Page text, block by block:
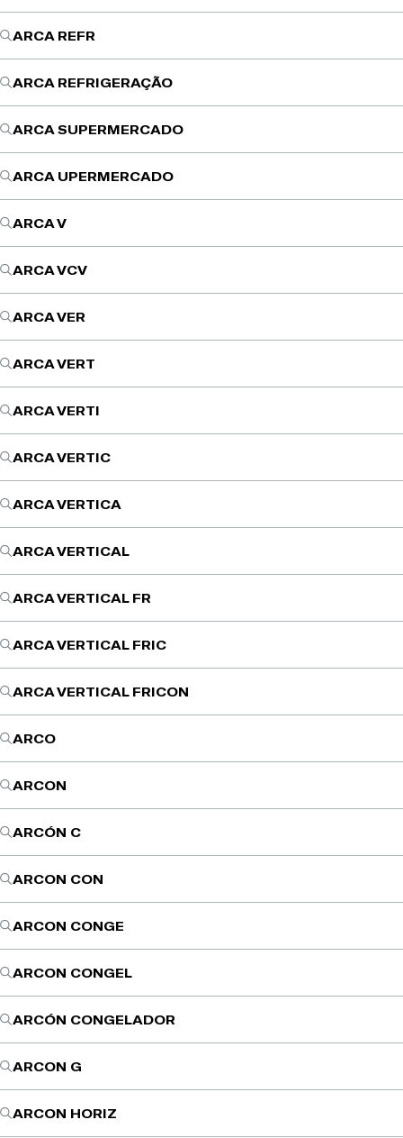
ARCA REFR
ARCA REFRIGERAÇÃO
ARCA SUPERMERCADO
ARCA UPERMERCADO
ARCA V
ARCA VCV
ARCA VER
ARCA VERT
ARCA VERTI
ARCA VERTIC
ARCA VERTICA
ARCA VERTICAL
ARCA VERTICAL FR
ARCA VERTICAL FRIC
ARCA VERTICAL FRICON
ARCO
ARCON
ARCÓN C
ARCON CON
ARCON CONGE
ARCON CONGEL
ARCÓN CONGELADOR
ARCON G
ARCON HORIZ